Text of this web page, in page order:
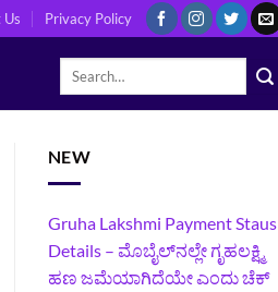
Privacy Policy
NEW
Gruha Lakshmi Payment Staus
Details – ಮೊಬೈಲ್‌ನಲ್ಲೇ ಗೃಹಲಕ್ಷ್ಮಿ
ಹಣ ಜಮೆಯಾಗಿದೆಯೇ ಎಂದು ಚೆಕ್